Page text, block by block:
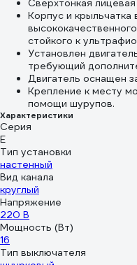
Сверхтонкая
Корпус и крыльчатка
стойкого к
Установлен
требующий
Двигатель оснащен
Крепление к месту
помощи шурупов.
Характеристики
Серия
Е
Тип установки
настенный
Вид канала
круглый
Напряжение
220 В
Мощность (Вт)
16
Тип выключателя